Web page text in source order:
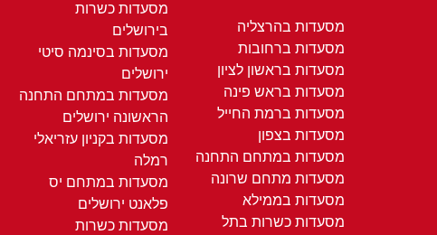
מסעדות בהרצליה
מסעדות ברחובות
מסעדות בראשון לציון
מסעדות בראש פינה
מסעדות ברמת החייל
מסעדות בצפון
מסעדות במתחם התחנה
מסעדות מתחם שרונה
מסעדות בממילא
מסעדות כשרות בתל
מסעדות כשרות
בירושלים
מסעדות בסינמה סיטי
ירושלים
מסעדות במתחם התחנה
הראשונה ירושלים
מסעדות בקניון עזריאלי
רמלה
מסעדות במתחם יס
פלאנט ירושלים
מסעדות כשרות